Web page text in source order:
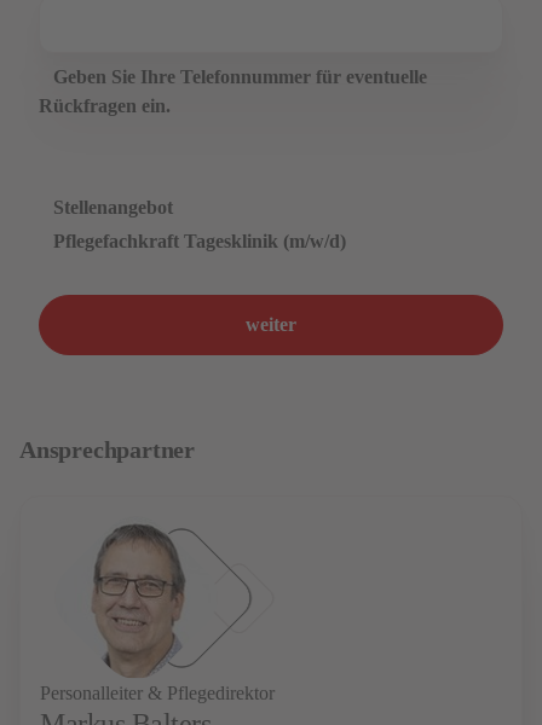
Geben Sie Ihre Telefonnummer für eventuelle
Rückfragen ein.
Stellenangebot
Pflegefachkraft Tagesklinik (m/w/d)
weiter
Ansprechpartner
Personalleiter & Pflegedirektor